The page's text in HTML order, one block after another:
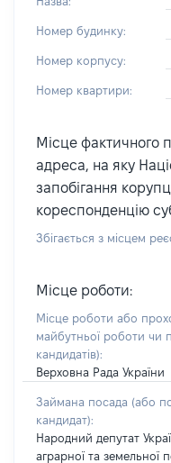
Номер будинку:
Номер корпусу:
Номер квартири:
Місце фактичного
адреса, на яку
запобігання
кореспонденцію
Збігається з місцем
Місце роботи:
Місце роботи або
майбутньої роботи чи
кандидатів):
Верховна Рада України
Займана посада (або
кандидат):
Народний депутат
аграрної та земельної